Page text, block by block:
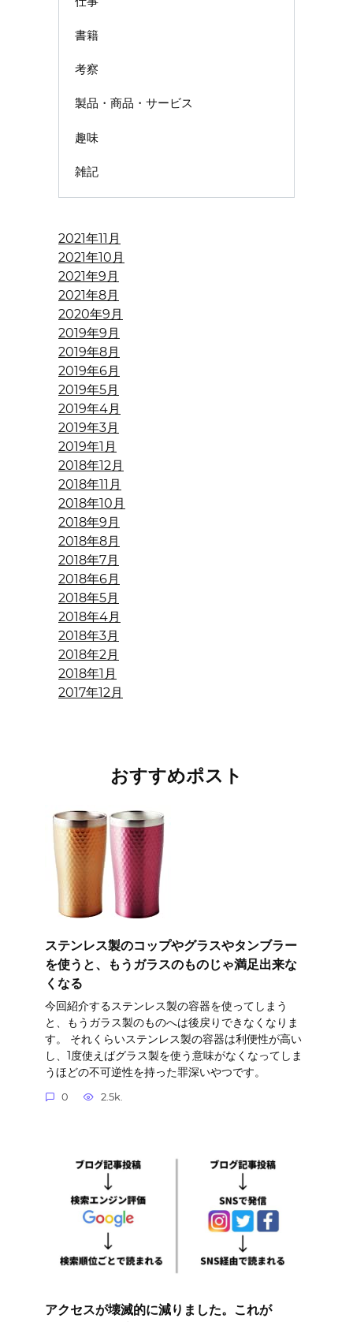
書籍
考察
製品・商品・サービス
趣味
雑記
2021年11月
2021年10月
2021年9月
2021年8月
2020年9月
2019年9月
2019年8月
2019年6月
2019年5月
2019年4月
2019年3月
2019年1月
2018年12月
2018年11月
2018年10月
2018年9月
2018年8月
2018年7月
2018年6月
2018年5月
2018年4月
2018年3月
2018年2月
2018年1月
2017年12月
おすすめポスト
ステンレス製のコップやグラスやタンブラー
を使うと、もうガラスのものじゃ満足出来な
くなる
今回紹介するステンレス製の容器を使ってしまう
と、もうガラス製のものへは後戻りできなくなりま
す。 それくらいステンレス製の容器は利便性が高い
し、1度使えばグラス製を使う意味がなくなってしま
うほどの不可逆性を持った罪深いやつです。
0 2.5k.
アクセスが壊滅的に減りました。これが